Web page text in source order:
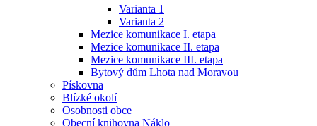
Varianta 1
Varianta 2
Mezice komunikace I. etapa
Mezice komunikace II. etapa
Mezice komunikace III. etapa
Bytový dům Lhota nad Moravou
Pískovna
Blízké okolí
Osobnosti obce
Obecní knihovna Náklo